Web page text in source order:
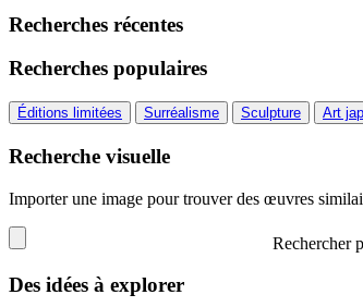
Recherches récentes
Recherches populaires
Éditions limitées Surréalisme Sculpture Art
Recherche visuelle
Importer une image pour trouver des œuvres
Rechercher
Des idées à explorer